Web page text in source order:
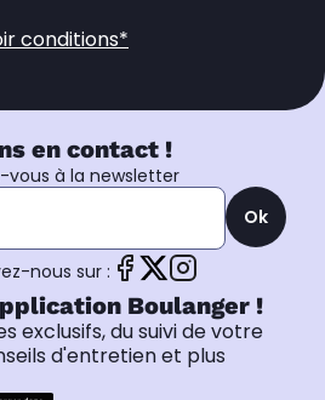
conditions*
en contact !
vous à la newsletter
Ok
nous sur :
Boulanger !
exclusifs, du suivi de votre
d'entretien et plus